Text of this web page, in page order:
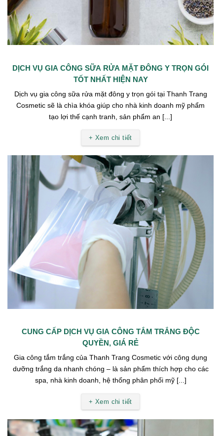
DỊCH VỤ GIA CÔNG SỮA RỬA MẶT ĐÔNG Y TRỌN GÓI
TỐT NHẤT HIỆN NAY
Dịch vụ gia công sữa rửa mặt đông y trọn gói tại Thanh Trang
Cosmetic sẽ là chìa khóa giúp cho nhà kinh doanh mỹ phẩm
tạo lợi thế cạnh tranh, sản phẩm an [...]
+ Xem chi tiết
CUNG CẤP DỊCH VỤ GIA CÔNG TẮM TRẮNG ĐỘC
QUYỀN, GIÁ RẺ
Gia công tắm trắng của Thanh Trang Cosmetic với công dụng
dưỡng trắng da nhanh chóng – là sản phẩm thích hợp cho các
spa, nhà kinh doanh, hệ thống phân phối mỹ [...]
+ Xem chi tiết